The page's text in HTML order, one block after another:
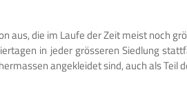
die im Laufe der Zeit meist noch
in jeder grösseren Siedlung
angekleidet sind, auch als Teil